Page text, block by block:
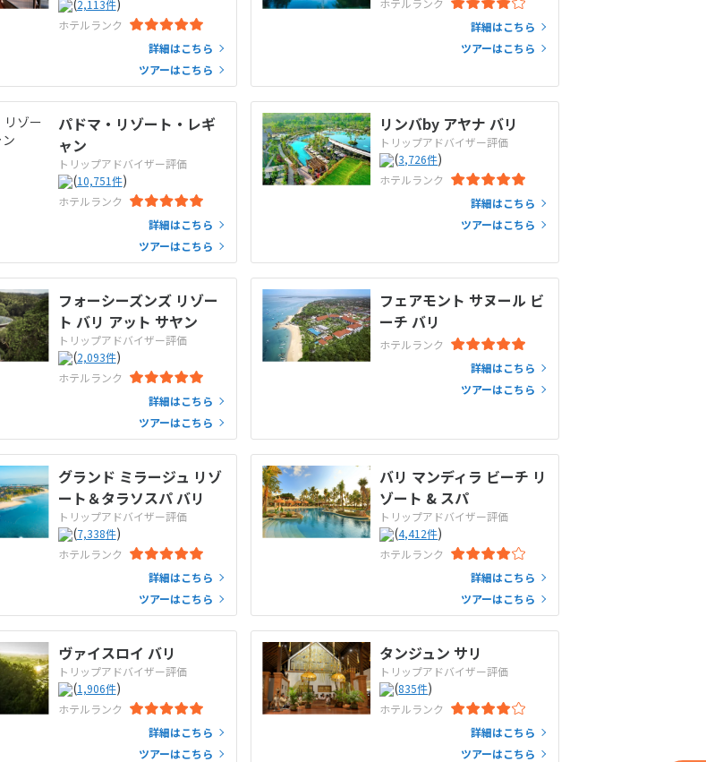
(2,113件)
ホテルランク
詳細はこちら
ツアーはこちら
ホテルランク
詳細はこちら
ツアーはこちら
パドマ・リゾート・レギ
ャン
トリップアドバイザー評価
(10,751件)
ホテルランク
詳細はこちら
ツアーはこちら
リンバby アヤナ バリ
トリップアドバイザー評価
(3,726件)
ホテルランク
詳細はこちら
ツアーはこちら
フォーシーズンズ リゾー
ト バリ アット サヤン
トリップアドバイザー評価
(2,093件)
ホテルランク
詳細はこちら
ツアーはこちら
フェアモント サヌール ビ
ーチ バリ
ホテルランク
詳細はこちら
ツアーはこちら
グランド ミラージュ リゾ
ート＆タラソスパ バリ
トリップアドバイザー評価
(7,338件)
ホテルランク
詳細はこちら
ツアーはこちら
バリ マンディラ ビーチ リ
ゾート & スパ
トリップアドバイザー評価
(4,412件)
ホテルランク
詳細はこちら
ツアーはこちら
ヴァイスロイ バリ
トリップアドバイザー評価
(1,906件)
ホテルランク
詳細はこちら
ツアーはこちら
タンジュン サリ
トリップアドバイザー評価
(835件)
ホテルランク
詳細はこちら
ツアーはこちら